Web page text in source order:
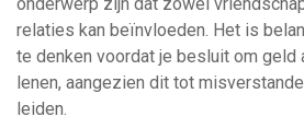
relaties kan beïnvloeden. Het is
te denken voordat je besluit om geld
lenen, aangezien dit tot
leiden.